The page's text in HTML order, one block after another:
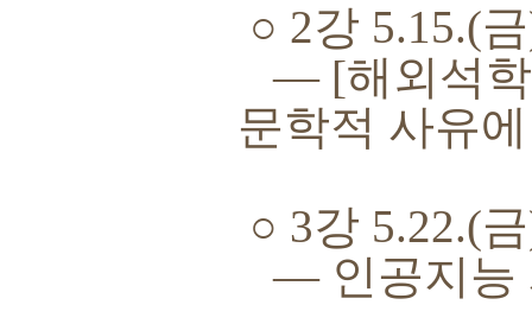
○ 2강 5.15.(금
― [해외석
문학적 사유
○ 3강 5.22.(금
― 인공지